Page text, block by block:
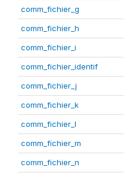
comm_fichier_g
comm_fichier_h
comm_fichier_i
comm_fichier_identif
comm_fichier_j
comm_fichier_k
comm_fichier_l
comm_fichier_m
comm_fichier_n